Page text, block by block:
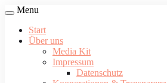
Menu
Start
Über uns
Media Kit
Impressum
Datenschutz